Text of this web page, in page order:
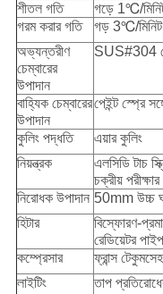
শীতল গতি
গড়ে 1℃/
গরম করার গতি
গড় 3℃/মিনিট
অভ্যন্তরীণ
চেম্বারের
উপাদান
SUS#304
বাহ্যিক চেম্বারের
উপাদান
পেইন্ট স্প্রে
কুলিং পদ্ধতি
এয়ার কুলিং
নিয়ন্ত্রক
এলসিডি টাচ
চক্রীয়
নিরোধক উপাদান 50mm উচ্চ
হিটার
বিস্ফোরণ-
রেডিয়েটর
কম্প্রেসার
ফ্রান্স
লাইটিং
তাপ